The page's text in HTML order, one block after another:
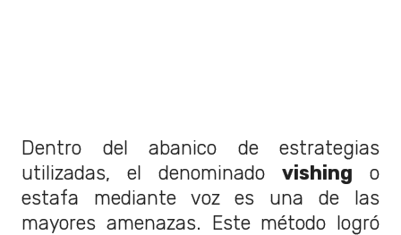
Dentro del abanico de estrategias
utilizadas, el denominado vishing o
estafa mediante voz es una de las
mayores amenazas. Este método logró